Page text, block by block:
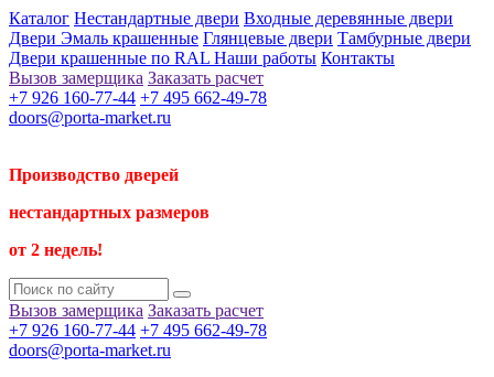
Каталог Нестандартные двери Входные деревянные двери
Двери Эмаль крашенные Глянцевые двери Тамбурные двери
Двери крашенные по RAL Наши работы Контакты
Вызов замерщика Заказать расчет
+7 926 160-77-44 +7 495 662-49-78
doors@porta-market.ru
Производство дверей
нестандартных размеров
от 2 недель!
Вызов замерщика Заказать расчет
+7 926 160-77-44 +7 495 662-49-78
doors@porta-market.ru